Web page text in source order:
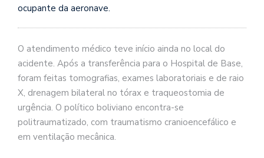
ocupante da aeronave.
O atendimento médico teve início ainda no local do
acidente. Após a transferência para o Hospital de Base,
foram feitas tomografias, exames laboratoriais e de raio
X, drenagem bilateral no tórax e traqueostomia de
urgência. O político boliviano encontra-se
politraumatizado, com traumatismo cranioencefálico e
em ventilação mecânica.